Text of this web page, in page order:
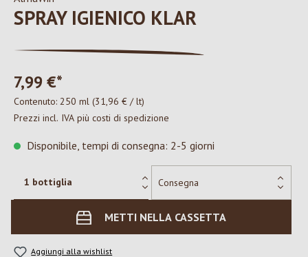
SPRAY IGIENICO KLAR
7,99 €*
Contenuto: 250 ml (31,96 € / lt)
Prezzi incl. IVA più costi di spedizione
Disponibile, tempi di consegna: 2-5 giorni
METTI NELLA CASSETTA
Aggiungi alla wishlist